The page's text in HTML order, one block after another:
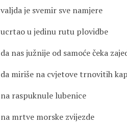
valjda je svemir sve namjere
ucrtao u jedinu rutu plovidbe
da nas južnije od samoće čeka
da miriše na cvjetove trnovitih
na raspuknule lubenice
na mrtve morske zvijezde